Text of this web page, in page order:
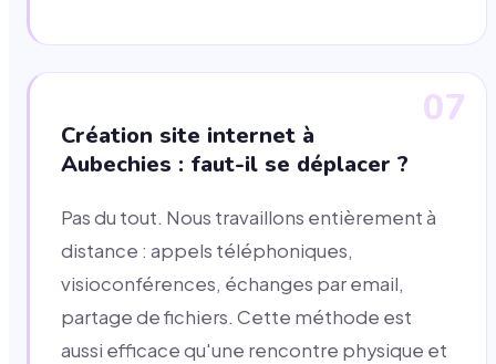
07
Création site internet à
Aubechies : faut-il se déplacer ?
Pas du tout. Nous travaillons entièrement à
distance : appels téléphoniques,
visioconférences, échanges par email,
partage de fichiers. Cette méthode est
aussi efficace qu'une rencontre physique et